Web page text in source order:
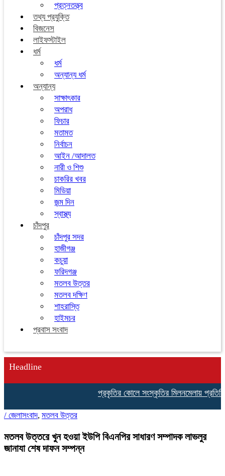
প্রত্নতত্ত্ব
তথ্য প্রযুক্তি
বিজনেস
লাইফস্টাইল
ধর্ম
ধর্ম
অন্যান্য ধর্ম
অন্যান্য
সাক্ষাৎকার
অপরাধ
ফিচার
মতামত
নির্বাচন
আইন /আদালত
নারী ও শিশু
চাকরির খবর
মিডিয়া
জন্ম দিন
স্বাস্থ্য
চাঁদপুর
চাঁদপুর সদর
হাজীগঞ্জ
কচুয়া
ফরিদগঞ্জ
মতলব উত্তর
মতলব দক্ষিণ
শাহরাস্তি
হাইমচর
প্রবাস সংবাদ
Headline
প্রকৃতির কোলে সংস্কৃতির মিলনমেলায়
/ জেলাসংবাদ, মতলব উত্তর
মতলব উত্তরে খুন হওয়া ইউপি বিএনপির সাধারণ সম্পাদক লাভলুর
জানাযা শেষ দাফন সম্পন্ন